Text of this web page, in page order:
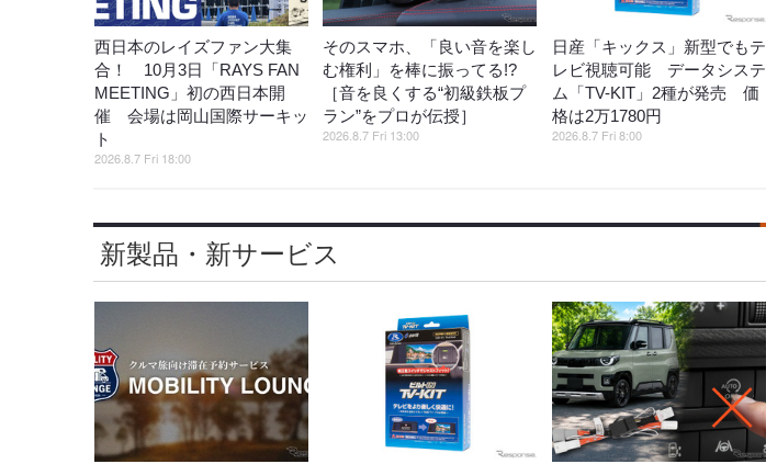
西日本のレイズファン大集
合！ 10月3日「RAYS FAN
MEETING」初の西日本開
催 会場は岡山国際サーキッ
ト
2026.8.7 Fri 18:00
そのスマホ、「良い音を楽し
む権利」を棒に振ってる!?
［音を良くする“初級鉄板プ
ラン”をプロが伝授］
2026.8.7 Fri 13:00
日産「キックス」新型でもテ
レビ視聴可能 データシステ
ム「TV-KIT」2種が発売 価
格は2万1780円
2026.8.7 Fri 8:00
新製品・新サービス